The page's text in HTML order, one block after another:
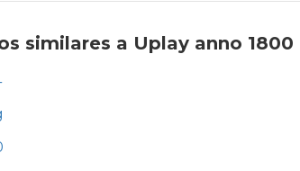
similares a Uplay anno 1800